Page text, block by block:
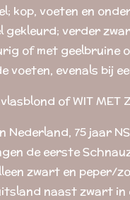
kop, voeten en
gekleurd; verder
of met geelbruine
voeten, evenals bij
of WIT MET
Nederland, 75 jaar
de eerste
zwart en peper/
naast zwart